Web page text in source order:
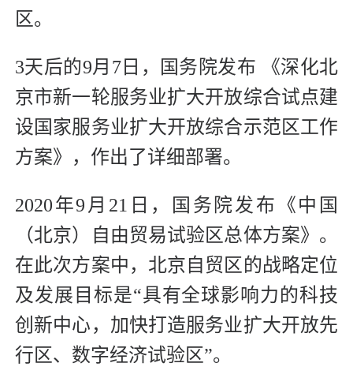
区。
3天后的9月7日，国务院发布 《深化北
京市新一轮服务业扩大开放综合试点建
设国家服务业扩大开放综合示范区工作
方案》，作出了详细部署。
2020年9月21日，国务院发布《中国
（北京）自由贸易试验区总体方案》。
在此次方案中，北京自贸区的战略定位
及发展目标是“具有全球影响力的科技
创新中心，加快打造服务业扩大开放先
行区、数字经济试验区”。